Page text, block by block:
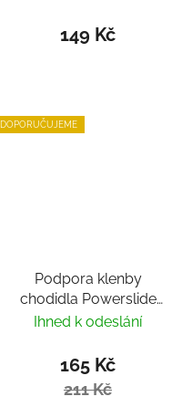
149 Kč
DOPORUČUJEME
Podpora klenby
chodidla Powerslide
MY FIT
Ihned k odeslání
165 Kč
211 Kč